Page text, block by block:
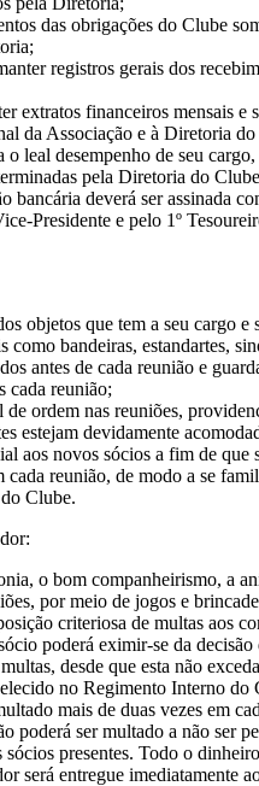
das obrigações do Clube
registros gerais dos
extratos financeiros mensais e
da Associação e à Diretoria
o leal desempenho de seu
pela Diretoria do
bancária deverá ser assinada
Presidente e pelo 1º
objetos que tem a seu cargo e
como bandeiras, estandartes,
antes de cada reunião e
cada reunião;
ordem nas reuniões,
estejam devidamente
aos novos sócios a fim de que
cada reunião, de modo a se
Clube.
o bom companheirismo, a
por meio de jogos e
criteriosa de multas aos
poderá eximir-se da
desde que esta não
no Regimento Interno do
mais de duas vezes em
poderá ser multado a não ser
sócios presentes. Todo o
será entregue imediatamente